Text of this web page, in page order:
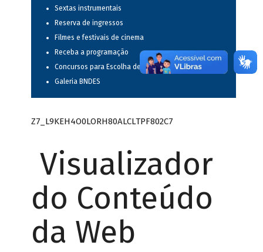
Sextas instrumentais
Reserva de ingressos
Filmes e festivais de cinema
Receba a programação
Concursos para Escolha de Espetáculos Musicais
Galeria BNDES
Z7_L9KEH4O0LORH80ALCLTPF802C7
Visualizador
do Conteúdo
da Web